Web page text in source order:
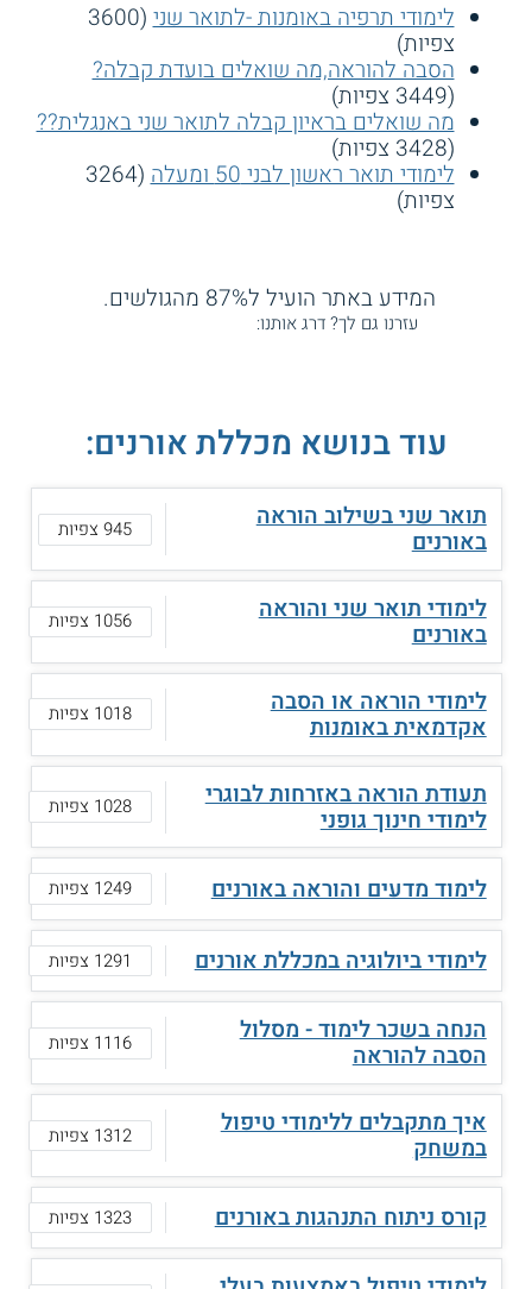
לימודי תרפיה באומנות -לתואר שני (3600
צפיות)
הסבה להוראה,מה שואלים בועדת קבלה?
(3449 צפיות)
מה שואלים בראיון קבלה לתואר שני באנגלית??
(3428 צפיות)
לימודי תואר ראשון לבני 50 ומעלה (3264
צפיות)
המידע באתר הועיל ל87% מהגולשים.
עזרנו גם לך? דרג אותנו:
עוד בנושא מכללת אורנים:
תואר שני בשילוב הוראה
באורנים 945 צפיות
לימודי תואר שני והוראה
באורנים 1056 צפיות
לימודי הוראה או הסבה
אקדמאית באומנות 1018 צפיות
תעודת הוראה באזרחות לבוגרי
לימודי חינוך גופני 1028 צפיות
לימוד מדעים והוראה באורנים 1249 צפיות
לימודי ביולוגיה במכללת אורנים 1291 צפיות
הנחה בשכר לימוד - מסלול
הסבה להוראה 1116 צפיות
איך מתקבלים ללימודי טיפול
במשחק 1312 צפיות
קורס ניתוח התנהגות באורנים 1323 צפיות